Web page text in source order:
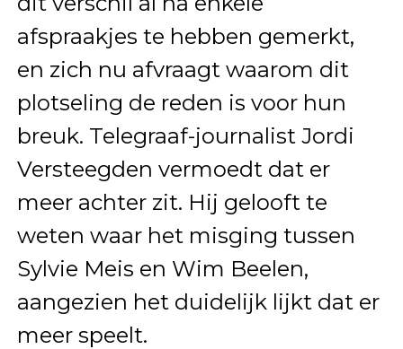
afspraakjes te hebben gemerkt,
en zich nu afvraagt waarom dit
plotseling de reden is voor hun
breuk. Telegraaf-journalist Jordi
Versteegden vermoedt dat er
meer achter zit. Hij gelooft te
weten waar het misging tussen
Sylvie Meis en Wim Beelen,
aangezien het duidelijk lijkt dat er
meer speelt.